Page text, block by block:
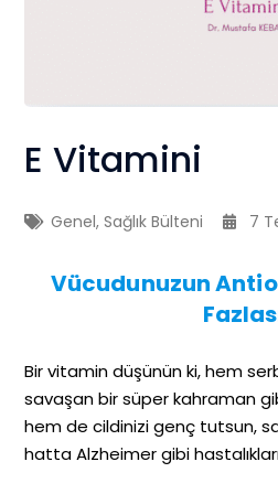
E Vitamini
Genel,Sağlık Bülteni 7
Vücudunuzun
Bir vitamin düşünün ki, hem
savaşan bir süper kahraman
hem de cildinizi genç tutsun,
hatta Alzheimer gibi